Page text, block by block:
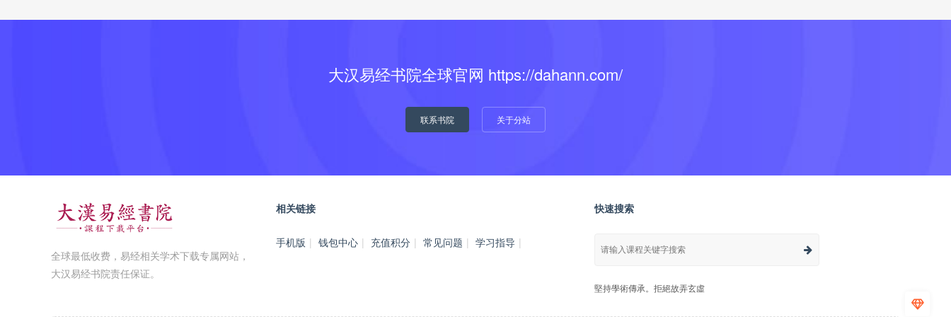
大汉易经书院全球官网 https://dahann.com/
联系书院 关于分站
全球最低收费，易经相关学术下载专属网站，
大汉易经书院责任保证。
相关链接
手机版 | 钱包中心 | 充值积分 | 常见问题 | 学习指导 |
快速搜索
堅持學術傳承。拒絕故弄玄虛